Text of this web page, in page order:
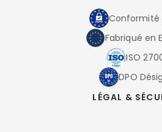
Conformité
Fabriqué en
ISO
DPO
LÉGAL &